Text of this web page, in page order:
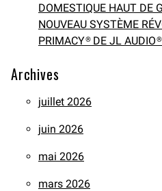
DOMESTIQUE HAUT DE
NOUVEAU SYSTÈME
PRIMACY® DE JL AUDIO®
Archives
juillet 2026
juin 2026
mai 2026
mars 2026